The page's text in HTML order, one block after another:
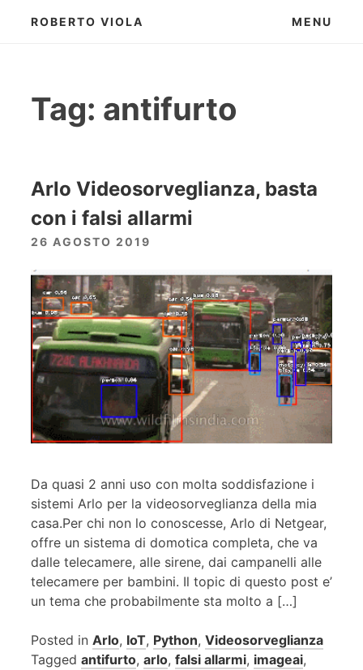
ROBERTO VIOLA MENU
Tag: antifurto
Arlo Videosorveglianza, basta
con i falsi allarmi
26 AGOSTO 2019
Da quasi 2 anni uso con molta soddisfazione i
sistemi Arlo per la videosorveglianza della mia
casa.Per chi non lo conoscesse, Arlo di Netgear,
offre un sistema di domotica completa, che va
dalle telecamere, alle sirene, dai campanelli alle
telecamere per bambini. Il topic di questo post e’
un tema che probabilmente sta molto a […]
Posted in Arlo, IoT, Python, Videosorveglianza
Tagged antifurto, arlo, falsi allarmi, imageai,